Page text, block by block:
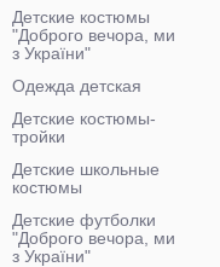
Детские костюмы
"Доброго вечора, ми
з України"
Одежда детская
Детские костюмы-
тройки
Детские школьные
костюмы
Детские футболки
"Доброго вечора, ми
з України"